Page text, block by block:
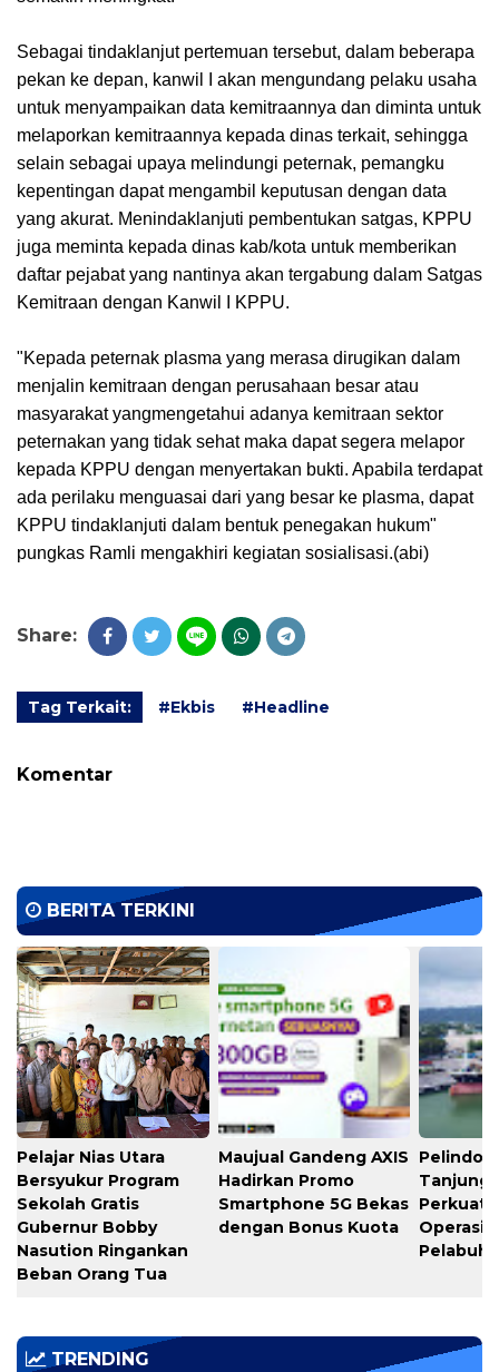
Sebagai tindaklanjut pertemuan tersebut, dalam beberapa
pekan ke depan, kanwil I akan mengundang pelaku usaha
untuk menyampaikan data kemitraannya dan diminta untuk
melaporkan kemitraannya kepada dinas terkait, sehingga
selain sebagai upaya melindungi peternak, pemangku
kepentingan dapat mengambil keputusan dengan data
yang akurat. Menindaklanjuti pembentukan satgas, KPPU
juga meminta kepada dinas kab/kota untuk memberikan
daftar pejabat yang nantinya akan tergabung dalam Satgas
Kemitraan dengan Kanwil I KPPU.
"Kepada peternak plasma yang merasa dirugikan dalam
menjalin kemitraan dengan perusahaan besar atau
masyarakat yangmengetahui adanya kemitraan sektor
peternakan yang tidak sehat maka dapat segera melapor
kepada KPPU dengan menyertakan bukti. Apabila terdapat
ada perilaku menguasai dari yang besar ke plasma, dapat
KPPU tindaklanjuti dalam bentuk penegakan hukum"
pungkas Ramli mengakhiri kegiatan sosialisasi.(abi)
Share:
Tag Terkait: #Ekbis #Headline
Komentar
BERITA TERKINI
Pelajar Nias Utara
Bersyukur Program
Sekolah Gratis
Gubernur Bobby
Nasution Ringankan
Beban Orang Tua
Maujual Gandeng AXIS
Hadirkan Promo
Smartphone 5G Bekas
dengan Bonus Kuota
Pelindo
Tanjung
Perkuat
TRENDING